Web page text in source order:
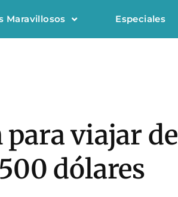
Maravillosos Especiales
viajar de
dólares